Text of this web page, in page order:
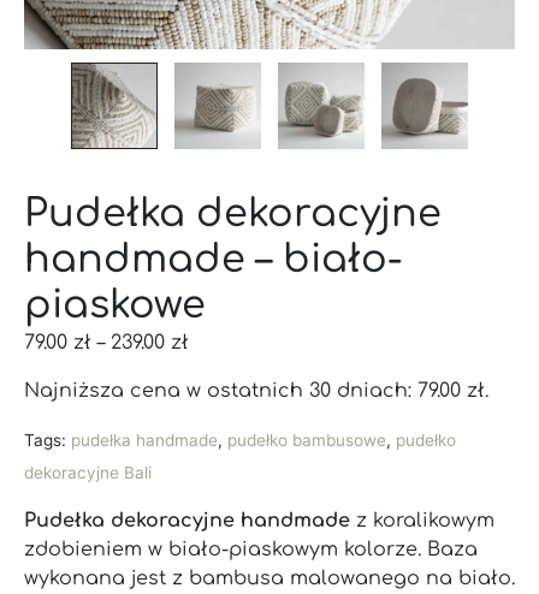
Pudełka dekoracyjne
handmade – biało-
piaskowe
79.00 zł – 239.00 zł
Najniższa cena w ostatnich 30 dniach: 79.00 zł.
Tags: pudełka handmade, pudełko bambusowe, pudełko
dekoracyjne Bali
Pudełka dekoracyjne handmade z koralikowym
zdobieniem w biało-piaskowym kolorze. Baza
wykonana jest z bambusa malowanego na biało.